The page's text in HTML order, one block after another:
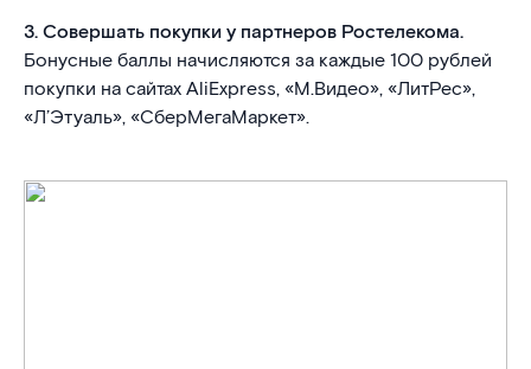
3. Совершать покупки у партнеров Ростелекома.
Бонусные баллы начисляются за каждые 100 рублей
покупки на сайтах AliExpress, «М.Видео», «ЛитРес»,
«Л’Этуаль», «СберМегаМаркет».